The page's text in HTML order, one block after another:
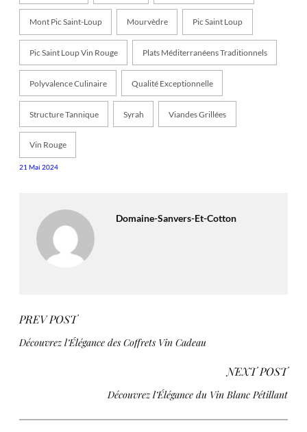
Mont Pic Saint-Loup Mourvèdre Pic Saint Loup
Pic Saint Loup Vin Rouge Plats Méditerranéens Traditionnels
Polyvalence Culinaire Qualité Exceptionnelle
Structure Tannique Syrah Viandes Grillées
Vin Rouge
21 Mai 2024
Domaine-Sanvers-Et-Cotton
PREV POST
Découvrez l’Élégance des Coffrets Vin Cadeau
NEXT POST
Découvrez l’Élégance du Vin Blanc Pétillant